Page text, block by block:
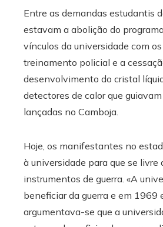
Entre as demandas estudantis
estavam a abolição do
vínculos da universidade com
treinamento policial e a
desenvolvimento do cristal
detectores de calor que
lançadas no Camboja.
Hoje, os manifestantes no
à universidade para que se livre
instrumentos de guerra. «A
beneficiar da guerra e em 1969
argumentava-se que a